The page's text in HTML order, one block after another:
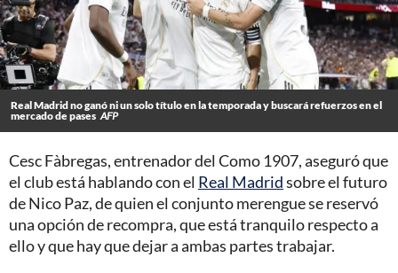
Real Madrid no ganó ni un solo título en la temporada y buscará refuerzos en el
mercado de pases AFP
Cesc Fàbregas, entrenador del Como 1907, aseguró que
el club está hablando con el Real Madridsobre el futuro
de Nico Paz, de quien el conjunto merengue se reservó
una opción de recompra, que está tranquilo respecto a
ello y que hay que dejar a ambas partes trabajar.